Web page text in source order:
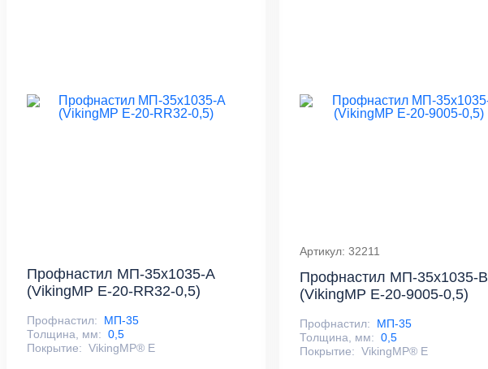
Профнастил МП-35x1035-A
(VikingMP E-20-RR32-0,5)
Профнастил:
МП-35
Толщина, мм: 0,5
Покрытие: VikingMP® E
Артикул: 32211
Профнастил МП-35x1035-B
(VikingMP E-20-9005-0,5)
Профнастил:
МП-35
Толщина, мм: 0,5
Покрытие: VikingMP® E